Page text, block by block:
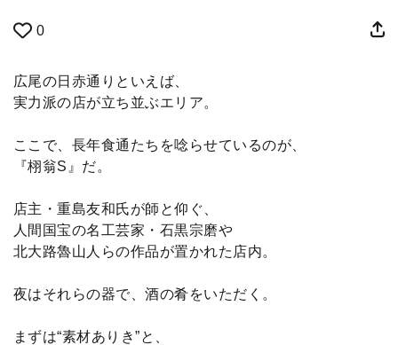
0
広尾の日赤通りといえば、
実力派の店が立ち並ぶエリア。
ここで、長年食通たちを唸らせているのが、
『栩翁S』だ。
店主・重島友和氏が師と仰ぐ、
人間国宝の名工芸家・石黒宗磨や
北大路魯山人らの作品が置かれた店内。
夜はそれらの器で、酒の肴をいただく。
まずは“素材ありき”と、